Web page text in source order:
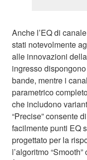
Anche l’EQ di
stati notevolmente
alle innovazioni
ingresso
bande, mentre i
parametrico
che includono
“Precise” consente
facilmente punti EQ
progettato per la
l’algoritmo